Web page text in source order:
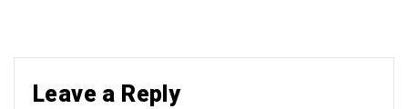
Leave a Reply